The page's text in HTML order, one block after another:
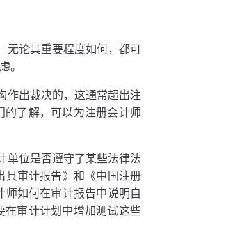
无论其重要程度如何，都可
。
作出裁决的，这通常超出注
的了解，可以为注册会计师
单位是否遵守了某些法律法
审计报告》和《中国注册
如何在审计报告中说明自
在审计计划中增加测试这些